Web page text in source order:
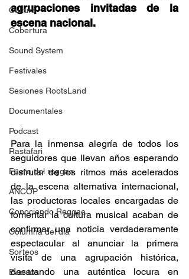
Cultura
Cobertura
Sound System
Festivales
Sesiones RootsLand
Documentales
Podcast
Rastafari
Fuera del reggae
ANCOP
Conociendo Reggae
Columna del día
Sorteos
Eventos
agrupaciones invitadas de la
escena nacional.
Para la inmensa alegría de todos los
seguidores que llevan años esperando
disfrutar de los ritmos más acelerados
de la escena alternativa internacional,
las productoras locales encargadas de
fomentar la cultura musical acaban de
confirmar una noticia verdaderamente
espectacular al anunciar la primera
visita de una agrupación histórica,
desatando una auténtica locura en